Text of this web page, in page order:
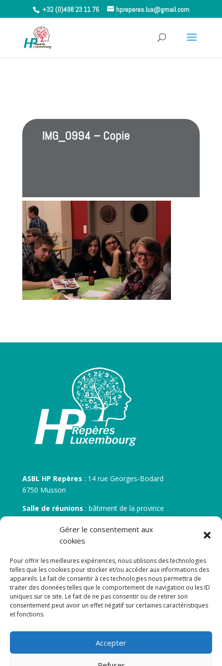
Gérer le consentement aux
cookies
Pour offrir les meilleures expériences, nous utilisons des technologies
telles que les cookies pour stocker et/ou accéder aux informations des
appareils. Le fait de consentir à ces technologies nous permettra de
traiter des données telles que le comportement de navigation ou les ID
uniques sur ce site. Le fait de ne pas consentir ou de retirer son
consentement peut avoir un effet négatif sur certaines caractéristiques
et fonctions.
Accepter
+32 (0)498 23 11 76 hpreperes.lux@gmail.com
IMG_0994 – Copie
ASBL HP Repères : 14 rue Georges-Bodard
6750 Musson
Salle de réunions : bâtiment de la province
30 rue Zénobe Gramme – 6700 Arlon
N° d’entreprise :BE 0506.746.707
N° de compte IBAN
: BE 05 7512 0751 5675
Newsletter
Adresse de courrier électronique: